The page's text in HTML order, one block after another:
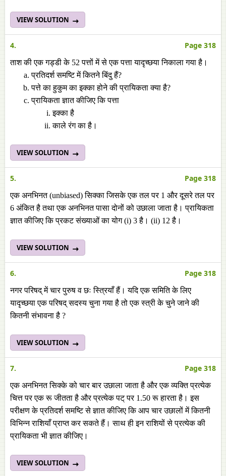
VIEW SOLUTION
4. Page 318
ताश की एक गड्डी के 52 पत्तों में से एक पत्ता यादृच्छया निकाला गया है।
प्रतिदर्श समष्टि में कितने बिंदु हैं?
पत्ते का हुकुम का इक्का होने की प्रायिकता क्या है?
प्रायिकता ज्ञात कीजिए कि पत्ता
इक्का है
काले रंग का है।
VIEW SOLUTION
5. Page 318
एक अनभिनत (unbiased) सिक्का जिसके एक तल पर 1 और दूसरे तल पर
6 अंकित है तथा एक अनभिनत पासा दोनों को उछाला जाता है। प्रायिकता
ज्ञात कीजिए कि प्रकट संख्याओं का योग (i) 3 है। (ii) 12 है।
VIEW SOLUTION
6. Page 318
नगर परिषद् में चार पुरुष व छः स्त्रियाँ हैं। यदि एक समिति के लिए
यादृच्छया एक परिषद् सदस्य चुना गया है तो एक स्त्री के चुने जाने की
कितनी संभावना है ?
VIEW SOLUTION
7. Page 318
एक अनभिनत सिक्के को चार बार उछाला जाता है और एक व्यक्ति प्रत्येक
चित्त पर एक रू जीतता है और प्रत्येक पट् पर 1.50 रू हारता है। इस
परीक्षण के प्रतिदर्श समष्टि से ज्ञात कीजिए कि आप चार उछालों में कितनी
विभिन्न राशियाँ प्राप्त कर सकते हैं। साथ ही इन राशियों से प्रत्येक की
प्रायिकता भी ज्ञात कीजिए।
VIEW SOLUTION